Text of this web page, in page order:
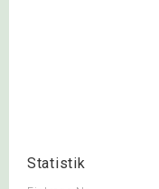
Statistik